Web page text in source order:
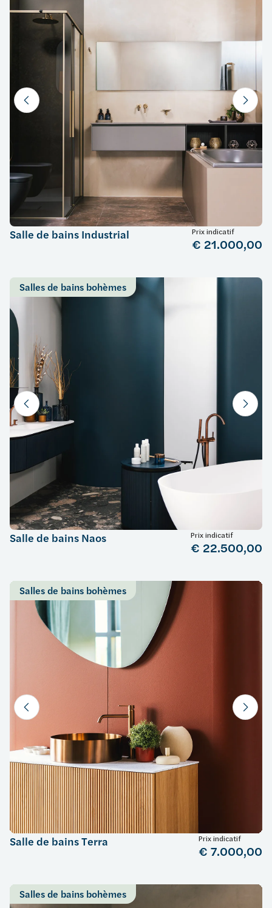
Salle de bains Industrial Prix indicatif
€ 21.000,00
Salles de bains bohèmes
Salle de bains Naos Prix indicatif
€ 22.500,00
Salles de bains bohèmes
Salle de bains Terra Prix indicatif
€ 7.000,00
Salles de bains bohèmes